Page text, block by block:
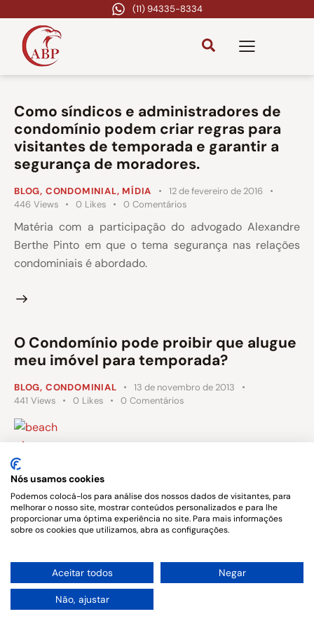
(11) 94335-8334
Como síndicos e administradores de
condomínio podem criar regras para
visitantes de temporada e garantir a
segurança de moradores.
BLOG, CONDOMINIAL, MÍDIA
12 de fevereiro de 2016
446 Views 0 Likes 0 Comentários
Matéria com a participação do advogado Alexandre
Berthe Pinto em que o tema segurança nas relações
condominiais é abordado.
O Condomínio pode proibir que alugue
meu imóvel para temporada?
BLOG, CONDOMINIAL
13 de novembro de 2013
441 Views 0 Likes 0 Comentários
Primeiramente, é importante expor que o “Aluguel de
Temporada” é uma modalidade de locação prevista no
art. daLei 8.245/91, in verbis:
Copyright © 2026. All rights reserved.
Nós usamos cookies
Podemos colocá-los para análise dos nossos dados de visitantes, para
melhorar o nosso site, mostrar conteúdos personalizados e para lhe
proporcionar uma óptima experiência no site. Para mais informações
sobre os cookies que utilizamos, abra as configurações.
Aceitar todos Negar
Não, ajustar